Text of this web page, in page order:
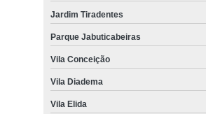
Jardim Tiradentes
Parque Jabuticabeiras
Vila Conceição
Vila Diadema
Vila Elida